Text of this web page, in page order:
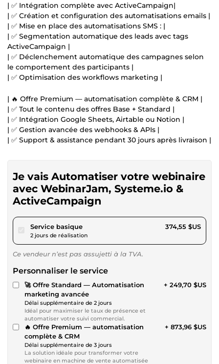
| ✅ Intégration complète avec ActiveCampaign|
| ✅ Création et configuration des automatisations emails |
| ✅ Mise en place des automatisations SMS : |
| ✅ Segmentation automatique des leads avec tags
ActiveCampaign |
| ✅ Déclenchement automatique des campagnes selon
le comportement des participants |
| ✅ Optimisation des workflows marketing |
| 🔥 Offre Premium — automatisation complète & CRM |
| ✅ Tout le contenu des offres Base + Standard |
| ✅ Intégration Google Sheets, Airtable ou Notion |
| ✅ Gestion avancée des webhooks & APIs |
| ✅ Support & assistance pendant 30 jours après livraison |
Je vais Automatiser votre webinaire
avec WebinarJam, Systeme.io &
ActiveCampaign
Service basiquepour 345,21 $US
2 jours de réalisation
374,55 $US
Ce vendeur n’est pas assujetti à la TVA.
Personnaliser le service
🚀 Offre Standard — Automatisation
marketing avancée
Délai supplémentaire de 2 jours
Idéal pour maximiser le taux de présence et
automatiser votre suivi commercial.
+ 249,70 $US
🔥 Offre Premium — automatisation
complète & CRM
Délai supplémentaire de 3 jours
La solution idéale pour transformer votre
webinaire en machine de vente automatisée
+ 873,96 $US